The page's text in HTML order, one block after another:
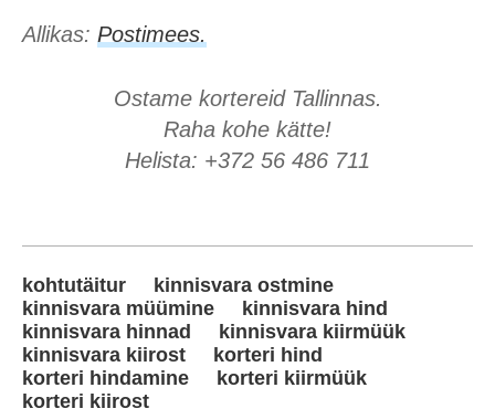
Allikas: Postimees.
Ostame kortereid Tallinnas.
Raha kohe kätte!
Helista: +372 56 486 711
kohtutäitur
kinnisvara ostmine
kinnisvara müümine
kinnisvara hind
kinnisvara hinnad
kinnisvara kiirmüük
kinnisvara kiirost
korteri hind
korteri hindamine
korteri kiirmüük
korteri kiirost